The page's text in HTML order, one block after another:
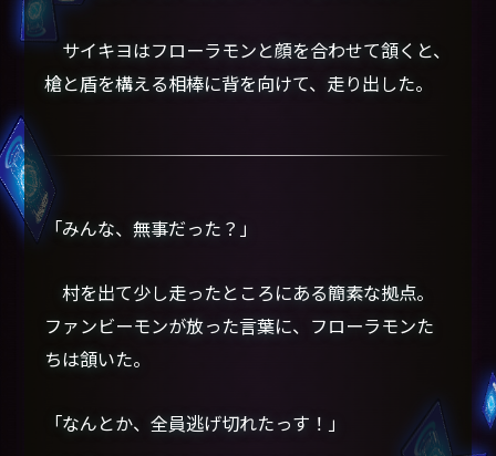
サイキヨはフローラモンと顔を合わせて頷くと、
槍と盾を構える相棒に背を向けて、走り出した。
「みんな、無事だった？」
村を出て少し走ったところにある簡素な拠点。
ファンビーモンが放った言葉に、フローラモンた
ちは頷いた。
「なんとか、全員逃げ切れたっす！」